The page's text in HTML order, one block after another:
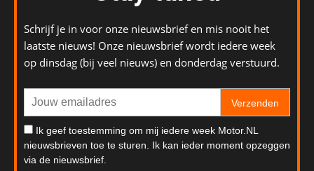
Schrijf je in voor onze nieuwsbrief en mis nooit het
laatste nieuws! Onze nieuwsbrief wordt iedere week
op dinsdag (bij veel nieuws) en donderdag verstuurd.
Verzenden
Ik geef toestemming om mij iedere week Motor.NL
nieuwsbrieven toe te sturen. Ik kan ieder moment opzeggen
via de nieuwsbrief.